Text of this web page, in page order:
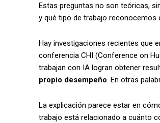
Estas preguntas no son teóricas,
y qué tipo de trabajo reconocemos
Hay investigaciones recientes que
conferencia CHI (Conference on
trabajan con IA logran obtener
propio desempeño. En otras
La explicación parece estar en
trabajo está relacionado a cuánto